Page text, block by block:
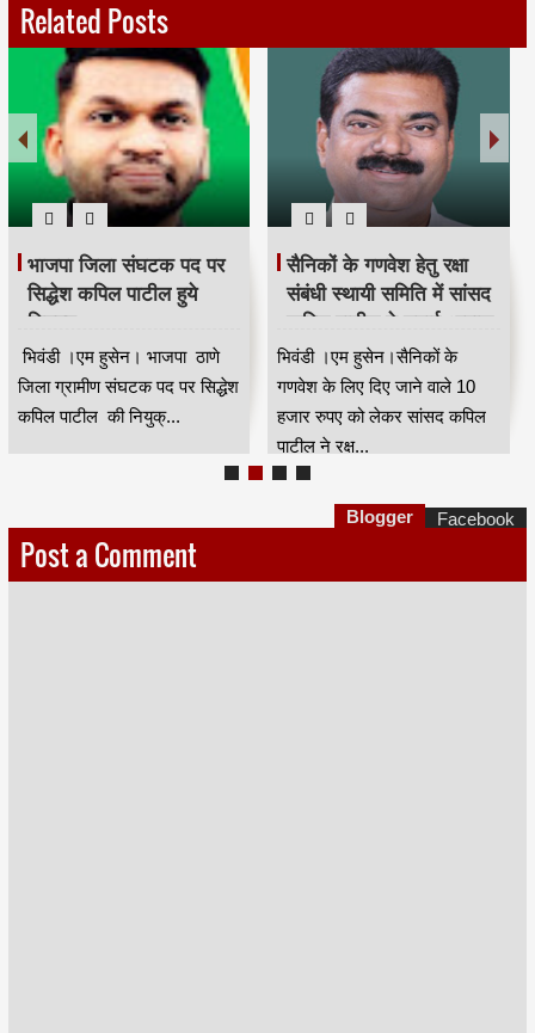
Related Posts
भाजपा जिला संघटक पद पर
सिद्धेश कपिल पाटील हुये
नियुक्त
भिवंडी ।एम हुसेन। भाजपा ठाणे
जिला ग्रामीण संघटक पद पर सिद्धेश
कपिल पाटील की नियुक्...
सैनिकों के गणवेश हेतु रक्षा
संबंधी स्थायी समिति में सांसद
कपिल पाटील ने उठाई आवाज
भिवंडी ।एम हुसेन।सैनिकों के
गणवेश के लिए दिए जाने वाले 10
हजार रुपए को लेकर सांसद कपिल
पाटील ने रक्ष...
Post a Comment
Blogger Facebook